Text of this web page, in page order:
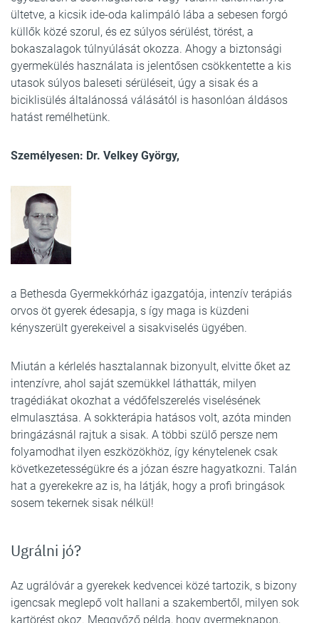
ültetve, a kicsik ide-oda kalimpáló lába a sebesen forgó
küllők közé szorul, és ez súlyos sérülést, törést, a
bokaszalagok túlnyúlását okozza. Ahogy a biztonsági
gyermekülés használata is jelentősen csökkentette a kis
utasok súlyos baleseti sérüléseit, úgy a sisak és a
biciklisülés általánossá válásától is hasonlóan áldásos
hatást remélhetünk.
Személyesen: Dr. Velkey György,
a Bethesda Gyermekkórház igazgatója, intenzív terápiás
orvos öt gyerek édesapja, s így maga is küzdeni
kényszerült gyerekeivel a sisakviselés ügyében.
Miután a kérlelés hasztalannak bizonyult, elvitte őket az
intenzívre, ahol saját szemükkel láthatták, milyen
tragédiákat okozhat a védőfelszerelés viselésének
elmulasztása. A sokkterápia hatásos volt, azóta minden
bringázásnál rajtuk a sisak. A többi szülő persze nem
folyamodhat ilyen eszközökhöz, így kénytelenek csak
következetességükre és a józan észre hagyatkozni. Talán
hat a gyerekekre az is, ha látják, hogy a profi bringások
sosem tekernek sisak nélkül!
Ugrálni jó?
Az ugrálóvár a gyerekek kedvencei közé tartozik, s bizony
igencsak meglepő volt hallani a szakembertől, milyen sok
kartörést okoz. Meggyőző példa, hogy gyermeknapon,